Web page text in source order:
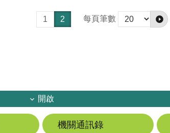
1 2 每頁筆數
開啟
機關通訊錄